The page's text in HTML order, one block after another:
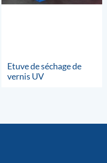
Etuve de séchage de
vernis UV